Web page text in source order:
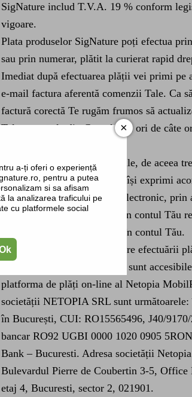
SigNature includ T.V.A. 19 % conform
vigoare.
Plata produselor SigNature poți efectua
sau prin numerar, plătit la curierat rapid
Imediat după efectuarea plății vei primi pe
e-mail factura aferentă comenzii Tale. Ca
factură corectă Te rugăm frumos să
Tale personale din Contul Tău ori de câte
Dorim să simplificăm lucrurile, de aceea
că prin trimiterea Comenzii, își exprimi
primești facturile în format electronic, prin
acestora de către SigNature în contul Tău
e-mail la adresa menționată în contul Tău.
Datele Tale personale necesare efectuării
stocate pe serverul nostru, ci sunt
platforma de plăți on-line al Netopia
societății NETOPIA SRL sunt următoarele:
în București, CUI: RO15565496, J40/
bancar RO92 UGBI 0000 1020 0905
Bank – Bucuresti. Adresa societății
Bulevardul Pierre de Coubertin 3-5,
etaj 4, Bucuresti, sector 2, 021901.
×
a-ți oferi o experiență
pentru a putea
si sa afisam
la analizarea traficului pe
cu platformele social